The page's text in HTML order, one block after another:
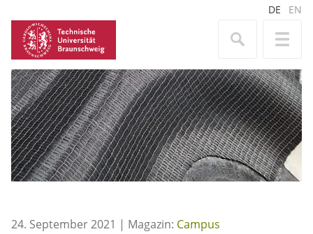
DE EN
24. September 2021 | Magazin: Campus